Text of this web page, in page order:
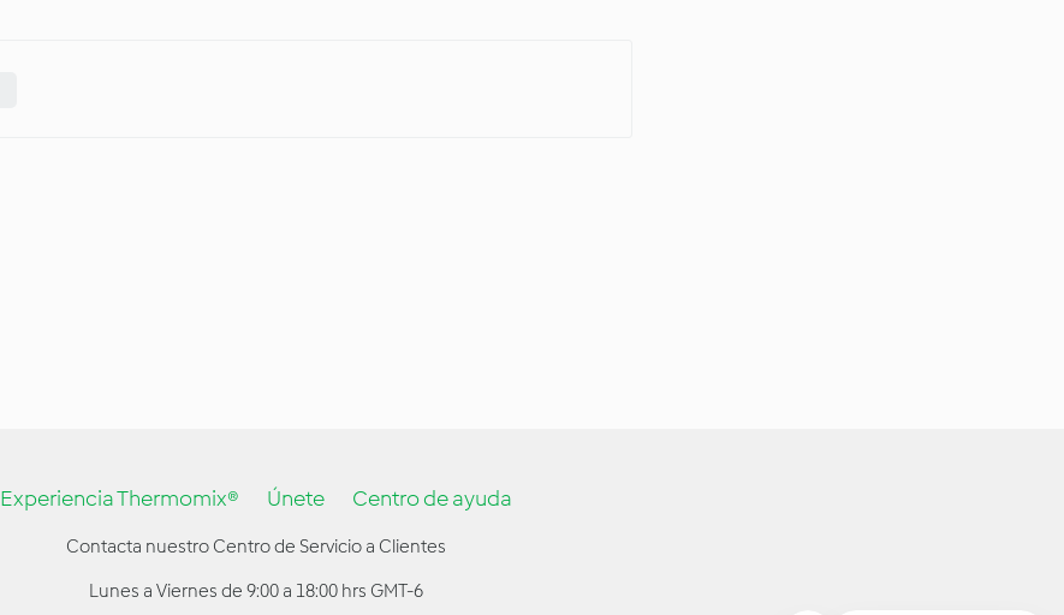
Experiencia Thermomix® Únete Centro de ayuda
Contacta nuestro Centro de Servicio a Clientes
Lunes a Viernes de 9:00 a 18:00 hrs GMT-6